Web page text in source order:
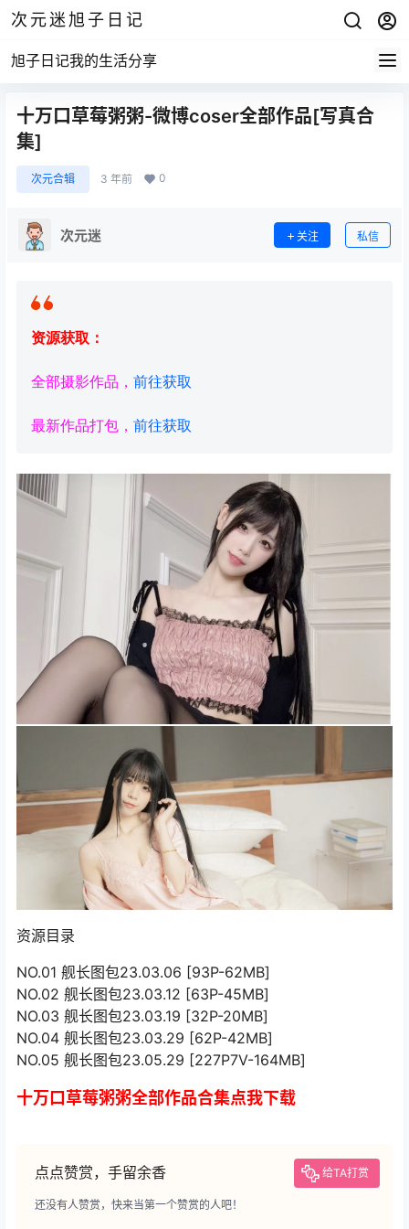
次元迷旭子日记
旭子日记我的生活分享
十万口草莓粥粥-微博coser全部作品[写真合
集]
次元合辑 3 年前 0
次元迷 关注 私信
资源获取：
全部摄影作品， 前往获取
最新作品打包， 前往获取
资源目录
NO.01 舰长图包23.03.06 [93P-62MB]
NO.02 舰长图包23.03.12 [63P-45MB]
NO.03 舰长图包23.03.19 [32P-20MB]
NO.04 舰长图包23.03.29 [62P-42MB]
NO.05 舰长图包23.05.29 [227P7V-164MB]
十万口草莓粥粥全部作品合集点我下载
点点赞赏，手留余香 给TA打赏
还没有人赞赏，快来当第一个赞赏的人吧！